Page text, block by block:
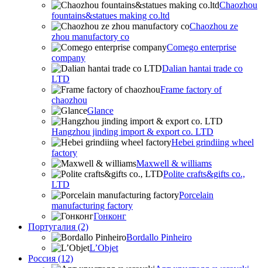
Chaozhou
fountains&statues making co.ltd
Chaozhou ze
zhou manufactory co
Comego enterprise
company
Dalian hantai trade co
LTD
Frame factory of
chaozhou
Glance
Hangzhou jinding import & export co. LTD
Hebei grindiing wheel
factory
Maxwell & williams
Polite crafts&gifts co.,
LTD
Porcelain
manufacturing factory
Гонконг
Португалия (2)
Bordallo Pinheiro
L’Objet
Россия (12)